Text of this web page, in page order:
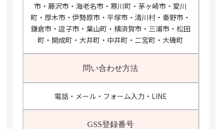
市・藤沢市・海老名市・寒川町・茅ヶ崎市・愛川
町・厚木市・伊勢原市・平塚市・清川村・秦野市・
鎌倉市・逗子市・葉山町・横須賀市・三浦市・松田
町・開成町・大井町・中井町・二宮町・大磯町
問い合わせ方法
電話・メール・フォーム入力・LINE
GSS登録番号